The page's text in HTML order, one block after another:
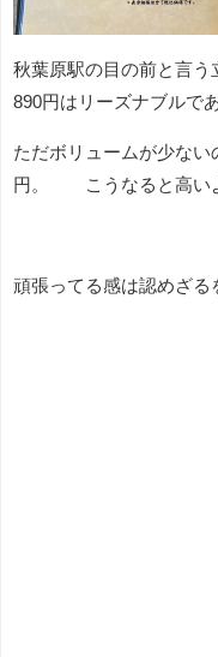
秋葉原駅の目の前と言
890円はリーズナブルで
ただボリュームが少な
円。 こうなると高いよ
頑張ってる感は認めざる